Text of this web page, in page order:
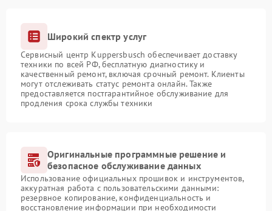
Широкий спектр услуг
Сервисный центр Kuppersbusch обеспечивает доставку
техники по всей РФ, бесплатную диагностику и
качественный ремонт, включая срочный ремонт. Клиенты
могут отслеживать статус ремонта онлайн. Также
предоставляется постгарантийное обслуживание для
продления срока службы техники
Оригинальные программные решение и
безопасное обслуживание данных
Использование официальных прошивок и инструментов,
аккуратная работа с пользовательскими данными:
резервное копирование, конфиденциальность и
восстановление информации при необходимости